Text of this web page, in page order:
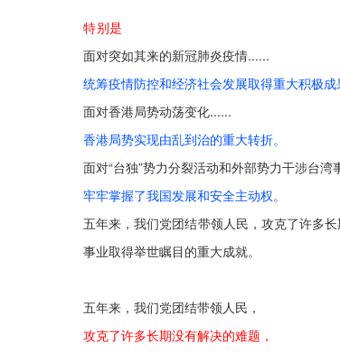
特别是
面对突如其来的新冠肺炎疫情......
统筹疫情防控和经济社会发展取得重大积极成
面对香港局势动荡变化......
香港局势实现由乱到治的重大转折。
面对“台独”势力分裂活动和外部势力干涉台湾
牢牢掌握了我国发展和安全主动权。
五年来，我们党团结带领人民，攻克了许多
事业取得举世瞩目的重大成就。
五年来，我们党团结带领人民，
攻克了许多长期没有解决的难题，